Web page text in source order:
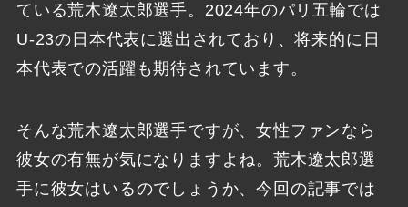
ている荒木遼太郎選手。2024年のパリ五輪では
U-23の日本代表に選出されており、将来的に日
本代表での活躍も期待されています。
そんな荒木遼太郎選手ですが、女性ファンなら
彼女の有無が気になりますよね。荒木遼太郎選
手に彼女はいるのでしょうか、今回の記事では